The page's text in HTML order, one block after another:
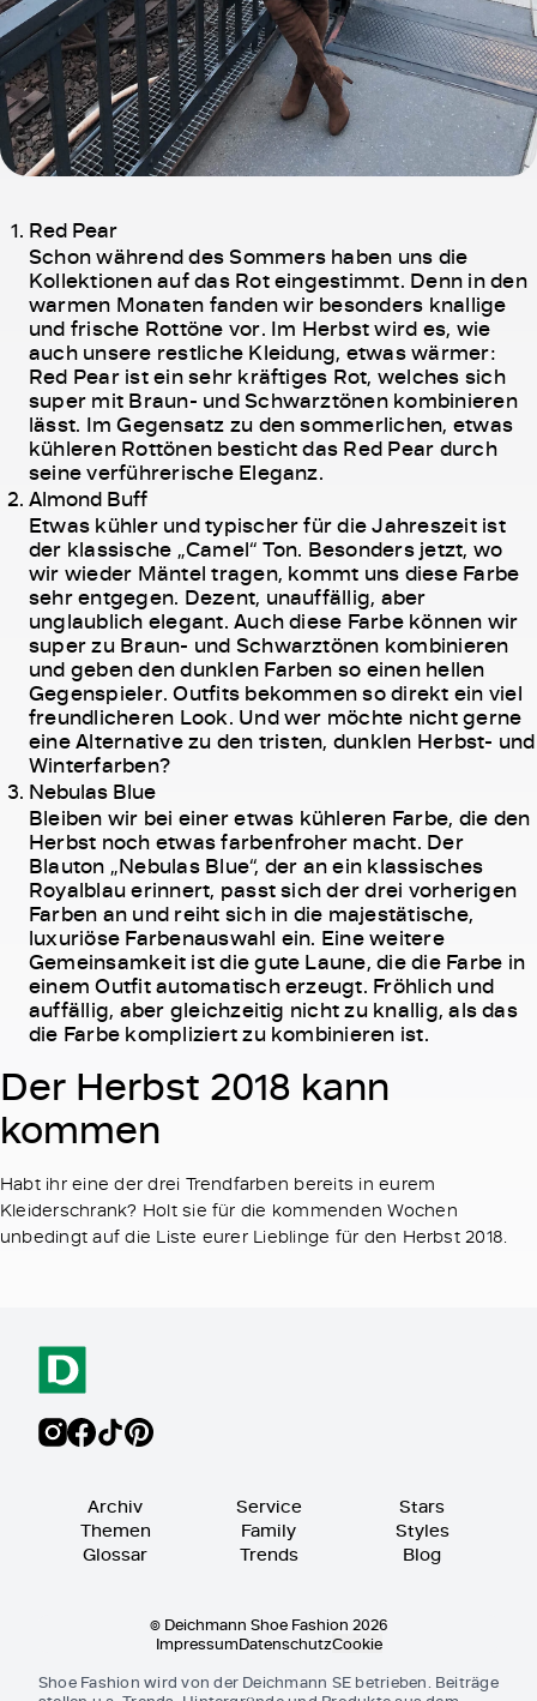
Red Pear
Schon während des Sommers haben uns die
Kollektionen auf das Rot eingestimmt. Denn in den
warmen Monaten fanden wir besonders knallige
und frische Rottöne vor. Im Herbst wird es, wie
auch unsere restliche Kleidung, etwas wärmer:
Red Pear ist ein sehr kräftiges Rot, welches sich
super mit Braun- und Schwarztönen kombinieren
lässt. Im Gegensatz zu den sommerlichen, etwas
kühleren Rottönen besticht das Red Pear durch
seine verführerische Eleganz.
Almond Buff
Etwas kühler und typischer für die Jahreszeit ist
der klassische „Camel“ Ton. Besonders jetzt, wo
wir wieder Mäntel tragen, kommt uns diese Farbe
sehr entgegen. Dezent, unauffällig, aber
unglaublich elegant. Auch diese Farbe können wir
super zu Braun- und Schwarztönen kombinieren
und geben den dunklen Farben so einen hellen
Gegenspieler. Outfits bekommen so direkt ein viel
freundlicheren Look. Und wer möchte nicht gerne
eine Alternative zu den tristen, dunklen Herbst- und
Winterfarben?
Nebulas Blue
Bleiben wir bei einer etwas kühleren Farbe, die den
Herbst noch etwas farbenfroher macht. Der
Blauton „Nebulas Blue“, der an ein klassisches
Royalblau erinnert, passt sich der drei vorherigen
Farben an und reiht sich in die majestätische,
luxuriöse Farbenauswahl ein. Eine weitere
Gemeinsamkeit ist die gute Laune, die die Farbe in
einem Outfit automatisch erzeugt. Fröhlich und
auffällig, aber gleichzeitig nicht zu knallig, als das
die Farbe kompliziert zu kombinieren ist.
Der Herbst 2018 kann
kommen
Habt ihr eine der drei Trendfarben bereits in eurem
Kleiderschrank? Holt sie für die kommenden Wochen
unbedingt auf die Liste eurer Lieblinge für den Herbst 2018.
Archiv
Themen
Glossar
Service
Family
Trends
Stars
Styles
Blog
© Deichmann Shoe Fashion 2026
ImpressumDatenschutzCookie
Shoe Fashion wird von der Deichmann SE betrieben. Beiträge